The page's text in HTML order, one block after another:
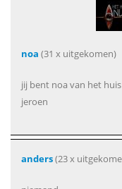
noa (31 x uitgekomen)
jij bent noa van het
jeroen
anders(23 x